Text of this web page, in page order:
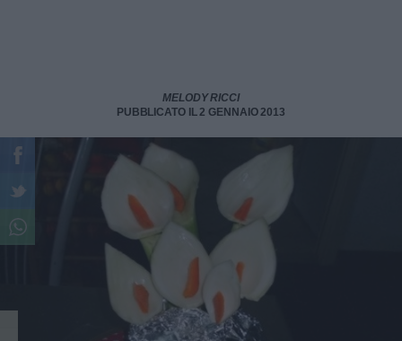
MELODY RICCI
PUBBLICATO IL 2 GENNAIO 2013